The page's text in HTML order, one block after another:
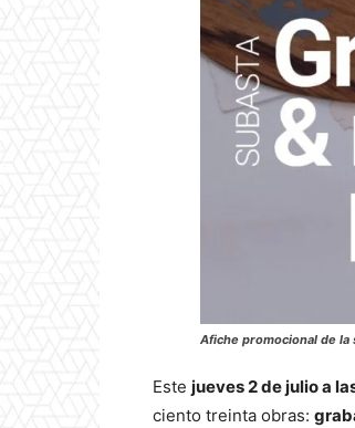
Afiche promocional de la
Este jueves 2 de julio a
ciento treinta obras: